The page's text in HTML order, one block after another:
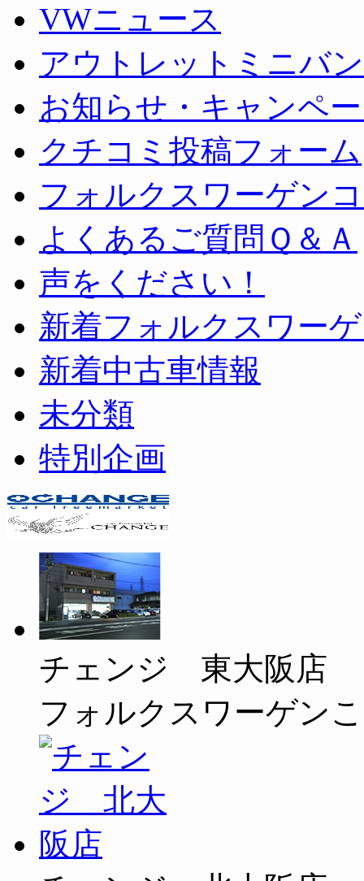
VWニュース
アウトレットミニバン
お知らせ・キャンペ
クチコミ投稿フォーム
フォルクスワーゲン
よくあるご質問Ｑ＆Ａ
声をください！
新着フォルクスワー
新着中古車情報
未分類
特別企画
チェンジ 東大阪店
フォルクスワーゲン